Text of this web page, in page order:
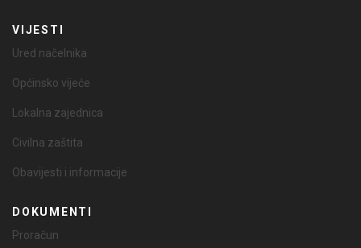
VIJESTI
Ured načelnika
Općinsko vijeće
Lokalna zajednica
Civilna zaštita
Obavijesti i informacije
DOKUMENTI
Proračun